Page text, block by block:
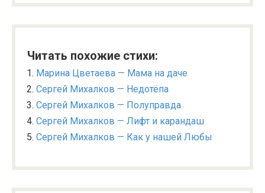
Читать похожие стихи:
Марина Цветаева — Мама на даче
Сергей Михалков — Недотёпа
Сергей Михалков — Полуправда
Сергей Михалков — Лифт и карандаш
Сергей Михалков — Как у нашей Любы